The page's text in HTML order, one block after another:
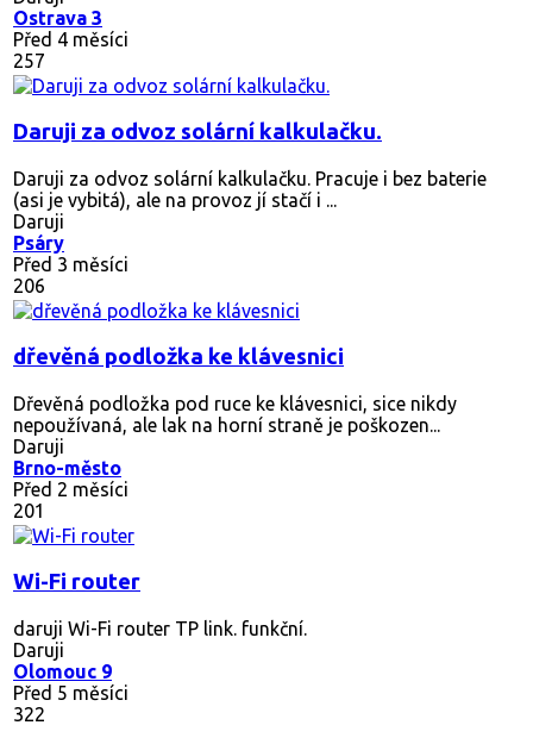
Ostrava 3
Před 4 měsíci
257
Daruji za odvoz solární kalkulačku.
Daruji za odvoz solární kalkulačku. Pracuje i bez baterie
(asi je vybitá), ale na provoz jí stačí i ...
Daruji
Psáry
Před 3 měsíci
206
dřevěná podložka ke klávesnici
Dřevěná podložka pod ruce ke klávesnici, sice nikdy
nepoužívaná, ale lak na horní straně je poškozen...
Daruji
Brno-město
Před 2 měsíci
201
Wi-Fi router
daruji Wi-Fi router TP link. funkční.
Daruji
Olomouc 9
Před 5 měsíci
322